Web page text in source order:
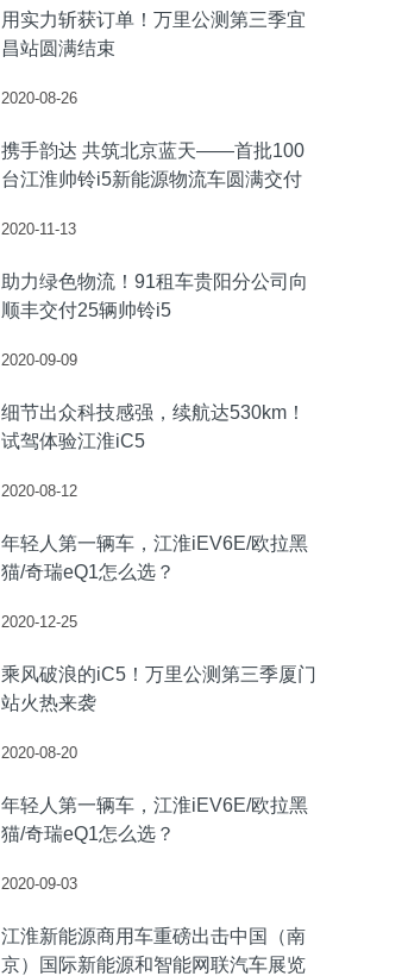
用实力斩获订单！万里公测第三季宜
昌站圆满结束
2020-08-26
携手韵达 共筑北京蓝天——首批100
台江淮帅铃i5新能源物流车圆满交付
2020-11-13
助力绿色物流！91租车贵阳分公司向
顺丰交付25辆帅铃i5
2020-09-09
细节出众科技感强，续航达530km！
试驾体验江淮iC5
2020-08-12
年轻人第一辆车，江淮iEV6E/欧拉黑
猫/奇瑞eQ1怎么选？
2020-12-25
乘风破浪的iC5！万里公测第三季厦门
站火热来袭
2020-08-20
年轻人第一辆车，江淮iEV6E/欧拉黑
猫/奇瑞eQ1怎么选？
2020-09-03
江淮新能源商用车重磅出击中国（南
京）国际新能源和智能网联汽车展览